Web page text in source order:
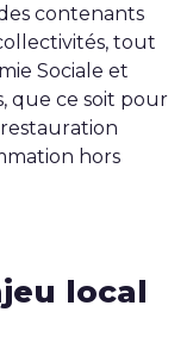
contenants
tout
Sociale et
que ce soit pour
hors
local